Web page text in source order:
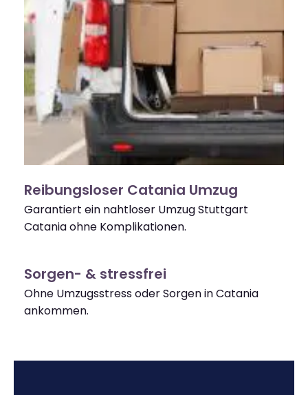
Reibungsloser Catania Umzug
Garantiert ein nahtloser Umzug Stuttgart
Catania ohne Komplikationen.
Sorgen- & stressfrei
Ohne Umzugsstress oder Sorgen in Catania
ankommen.